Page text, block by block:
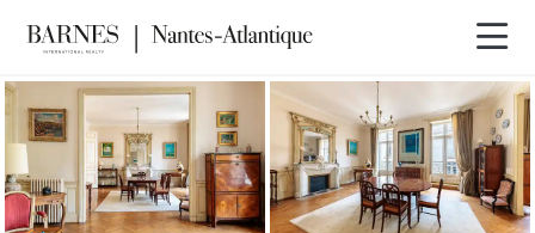
EXCLUSIVITÉ